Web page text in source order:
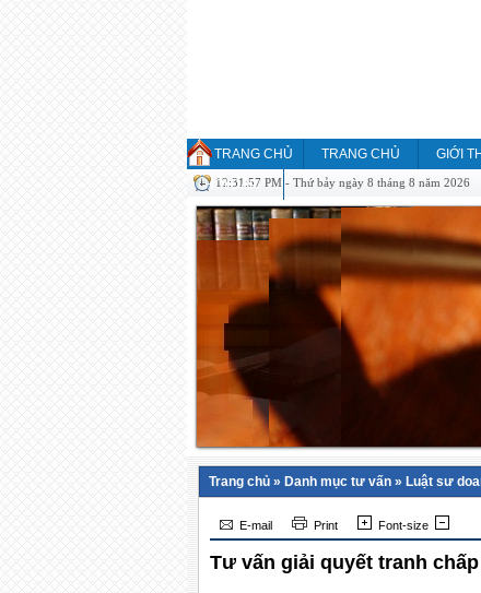
TRANG CHỦ TRANG CHỦ GIỚI
HỎI ĐÁP
12:31:57 PM - Thứ bảy ngày 8 tháng 8 năm 2026
Trang chủ » Danh mục tư vấn » Luật sư
E-mail Print Font-size
Tư vấn giải quyết tranh